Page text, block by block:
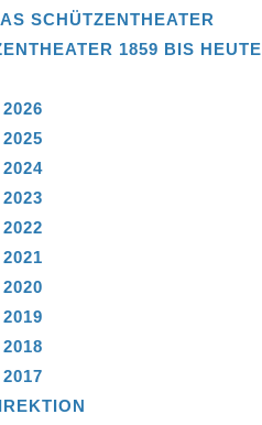
SCHÜTZENTHEATER
1859 BIS HEUTE